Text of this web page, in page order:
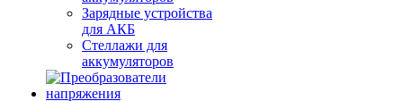
Зарядные устройства
для АКБ
Стеллажи для
аккумуляторов